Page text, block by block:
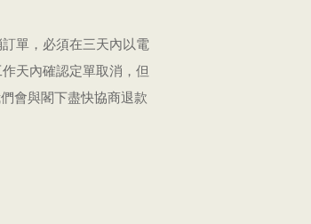
單，必須在三天內以電
天內確認定單取消，但
會與閣下盡快協商退款